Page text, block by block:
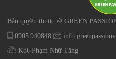
Bản quyền thuộc về GREEN
0905 940848
K86 Phạm Nhữ Tăng